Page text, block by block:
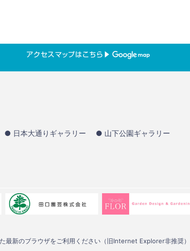
● 日本大通りギャラリー
● 山下公園ギャラリー
新のブラウザをご利用ください（旧Internet Explorer非推奨）